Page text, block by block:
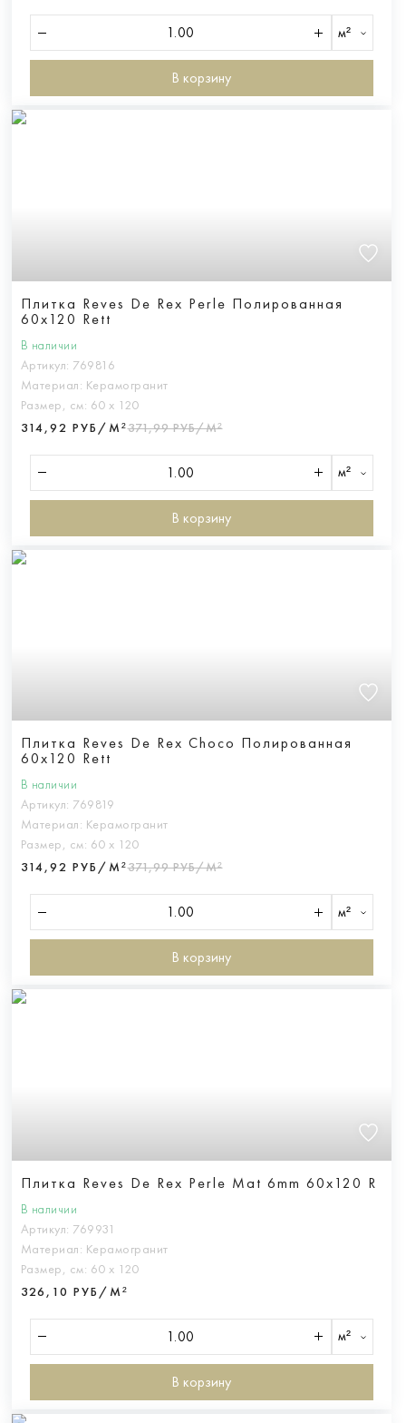
м²
В корзину
Плитка Reves De Rex Perle Полированная
60x120 Rett
В наличии
Артикул: 769816
Материал: Керамогранит
Размер, см: 60 х 120
314,92 РУБ/М²371,99 РУБ/М²
м²
В корзину
Плитка Reves De Rex Choco Полированная
60x120 Rett
В наличии
Артикул: 769819
Материал: Керамогранит
Размер, см: 60 х 120
314,92 РУБ/М²371,99 РУБ/М²
м²
В корзину
Плитка Reves De Rex Perle Mat 6mm 60x120 R
В наличии
Артикул: 769931
Материал: Керамогранит
Размер, см: 60 х 120
326,10 РУБ/М²
м²
В корзину